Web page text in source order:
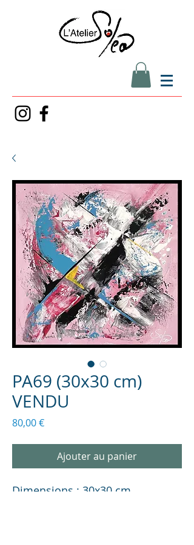
PA69 (30x30 cm)
VENDU
80,00 €Prix
Ajouter au panier
Dimensions : 30x30 cm